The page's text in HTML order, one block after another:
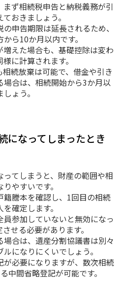
ず相続税申告と納税義務が引
おきましょう。
申告期限は延長されるため、
ら10か月以内です。
えた場合も、基礎控除は変わ
に計算されます。
続放棄は可能で、借金や引き
合は、相続開始から3か月以
ょう。
になってしまったとき
てしまうと、財産の範囲や相
やすいです。
謄本を確認し、1回目の相続
確定します。
参加していないと無効になっ
せる必要があります。
合は、遺産分割協議書は別々
になりにくいでしょう。
必要になりますが、数次相続
中間省略登記が可能です。